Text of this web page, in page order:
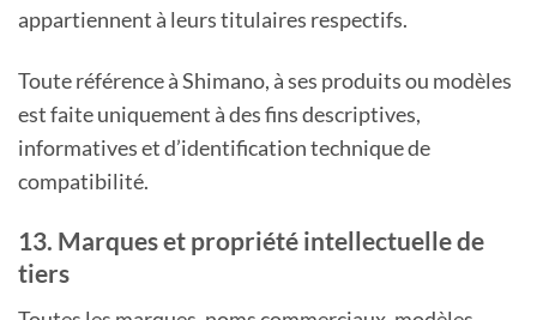
appartiennent à leurs titulaires respectifs.
Toute référence à Shimano, à ses produits ou modèles
est faite uniquement à des fins descriptives,
informatives et d’identification technique de
compatibilité.
13. Marques et propriété intellectuelle de
tiers